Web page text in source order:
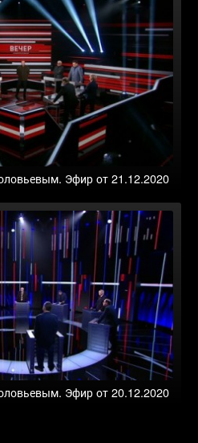
Эфир от 21.12.2020
Эфир от 20.12.2020